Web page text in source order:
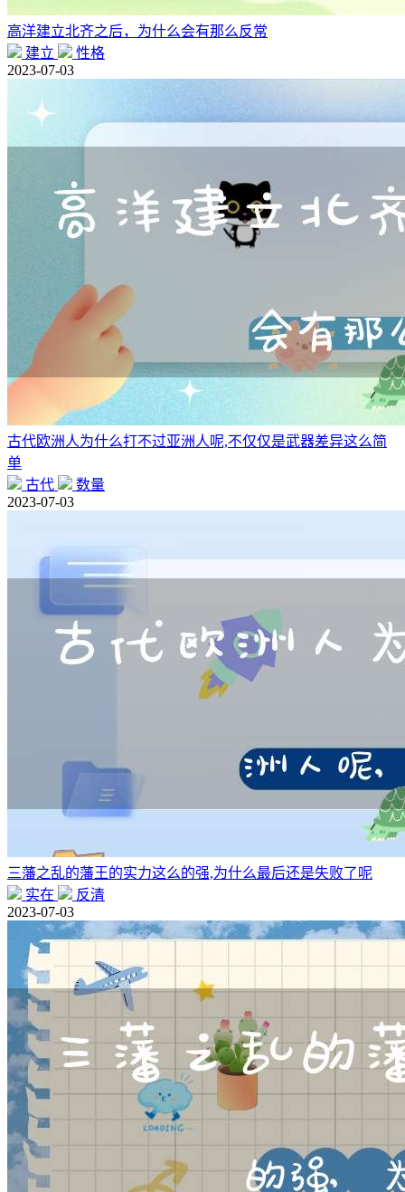
高洋建立北齐之后，为什么会有那么反常
建立
性格
2023-07-03
古代欧洲人为什么打不过亚洲人呢,不仅仅是武器差异这么简
单
古代
数量
2023-07-03
三藩之乱的藩王的实力这么的强,为什么最后还是失败了呢
实在
反清
2023-07-03